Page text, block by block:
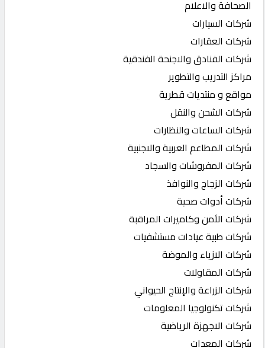
الصحافة والاعلام
شركات السيارات
شركات العقارات
شركات الفنادق والاجنحة الفندقية
مراكز التدريب والتطوير
مواقع و منتديات قطرية
شركات الشحن والنقل
شركات الساعات والنظارات
شركات المطاعم العربية والاجنبية
شركات المفروشات والسجاد
شركات الزجاج والنوافذ
شركات أدوات صحية
شركات الأمن وكاميرات المراقبة
شركات طبية عيادات مستشفيات
شركات الازياء والموضة
شركات المقاولات
شركات الزراعة والإنتاج الحيواني
شركات تكنولوجيا المعلومات
شركات الاجهزة الرياضية
شركات المعدات